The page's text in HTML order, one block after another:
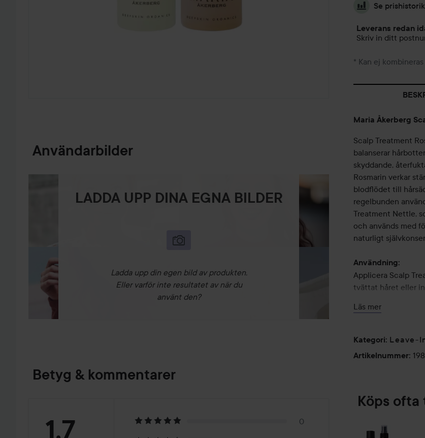
Användarbilder
LADDA UPP DINA EGNA BILDER
Ladda upp din egen bild av produkten.
Eller varför inte resultatet av när du
använt den?
Betyg & kommentarer
Betyg:
1.7
0
Se prishistorik
Leverans redan
Skriv in ditt
* Kan ej
Maria Åkerberg
Scalp Treatment
balanserar
skyddande,
Rosmarin verkar
blodflödet till
regelbunden
Treatment Nettle,
och används med
naturligt
Användning:
Applicera Scalp
tvättat håret eller
Applikator gör det
produkten fräsch.
125 ml
Effektiv näringspray.
som stimulerar
Läs mer
Kategori: Leave-
Artikelnummer:
Köps ofta